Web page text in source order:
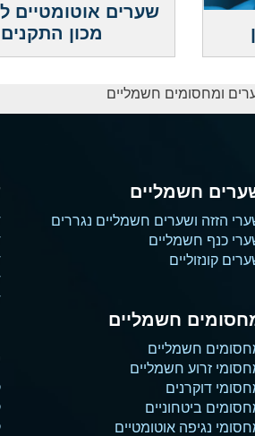
שערים אוטומטיים
מכון
ומחסומים חשמליים
חשמליים
הזזה ושערים חשמליים נגררים
כנף חשמליים
קונזוליים
חשמליים
חשמליים
זרוע חשמליים
דוקרנים
ביטחוניים
נגיפה אוטומטיים